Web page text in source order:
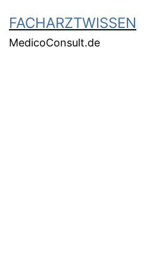
FACHARZTWISSEN
MedicoConsult.de